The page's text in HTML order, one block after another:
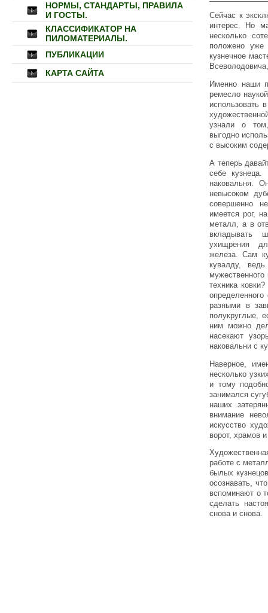
НОРМЫ, СТАНДАРТЫ, ПРАВИЛА
И ГОСТЫ.
КЛАССИФИКАТОР НА
ПИЛОМАТЕРИАЛЫ.
ПУБЛИКАЦИИ
КАРТА САЙТА
Сейчас к
интерес. Но
несколько
положено уже
кузнечное
Именно наши
ремесло
использовать
узнали о
выгодно
с высоким
А теперь
себе
наковальня.
невысоком
совершенно
имеется рог,
металл, а в
вкладывать
ухищрения
железа. Сам
кувалду,
техника
разными в
полукруглые,
ним можно
насекают
наковальни с
Наверное,
несколько
и тому
занимался
наших
внимание
искусство
ворот, храмов
работе с
былых
осознавать,
вспоминают о
сделать
снова и снова.